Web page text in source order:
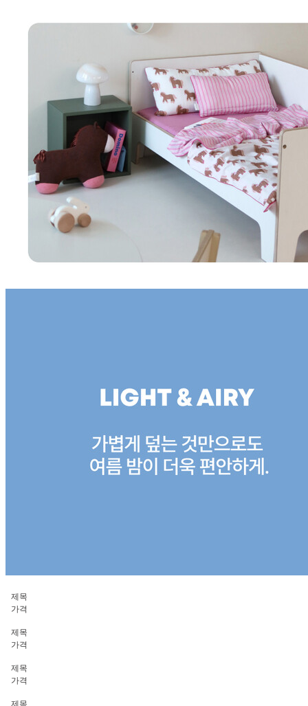
제목
가격
제목
가격
제목
가격